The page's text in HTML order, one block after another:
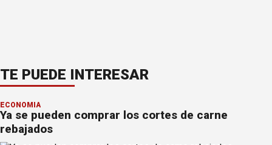
TE PUEDE INTERESAR
ECONOMÍA
Ya se pueden comprar los cortes de carne
rebajados